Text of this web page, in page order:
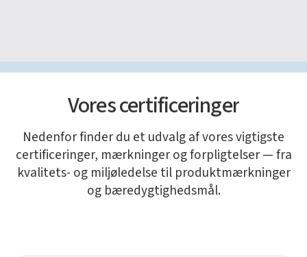
Vores certificeringer
Nedenfor finder du et udvalg af vores vigtigste
certificeringer, mærkninger og forpligtelser — fra
kvalitets- og miljøledelse til produktmærkninger
og bæredygtighedsmål.